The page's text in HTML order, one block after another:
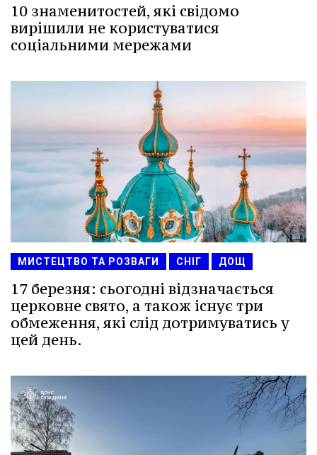
10 знаменитостей, які свідомо
вирішили не користуватися
соціальними мережами
МИСТЕЦТВО ТА РОЗВАГИ СНІГ ДОЩ
17 березня: сьогодні відзначається
церковне свято, а також існує три
обмеження, які слід дотримуватись у
цей день.